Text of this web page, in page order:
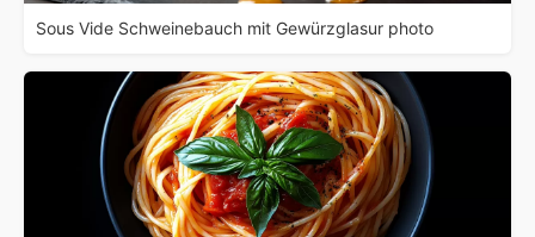
Sous Vide Schweinebauch mit Gewürzglasur photo